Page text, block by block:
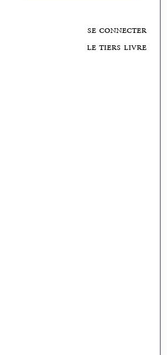
se connecter
le tiers livre